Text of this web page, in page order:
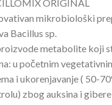
ORIGINAL
mikrobiološki
Bacillus sp.
metabolite koji
u početnim
i ukorenjavanje ( 50-
zbog auksina i